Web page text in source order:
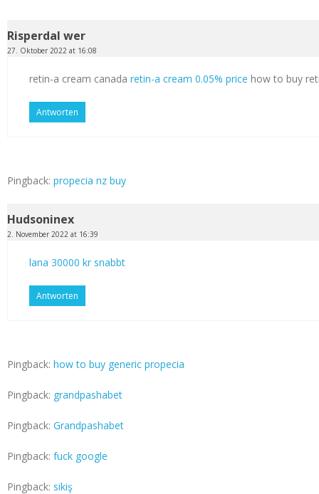
Risperdal wer
27. Oktober 2022 at 16:08
retin-a cream canada retin-a cream 0.05% price how to buy
Antworten
Pingback: propecia nz buy
Hudsoninex
2. November 2022 at 16:39
lana 30000 kr snabbt
Antworten
Pingback: how to buy generic propecia
Pingback: grandpashabet
Pingback: Grandpashabet
Pingback: fuck google
Pingback: sikiş